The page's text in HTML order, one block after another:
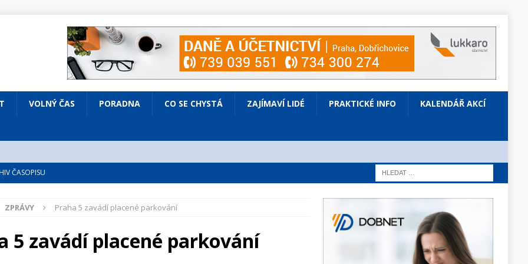
VOLNÝ ČAS PORADNA CO SE CHYSTÁ ZAJÍMAVÍ LIDÉ PRAKTICKÉ INFO KALENDÁŘ AKCÍ
ČASOPISU
VOLNÝ ČAS
Prodaná nevěsta
KULTURA
KULTURA
ZPRÁVY Praha 5 zavádí placené parkování
5 zavádí placené parkování